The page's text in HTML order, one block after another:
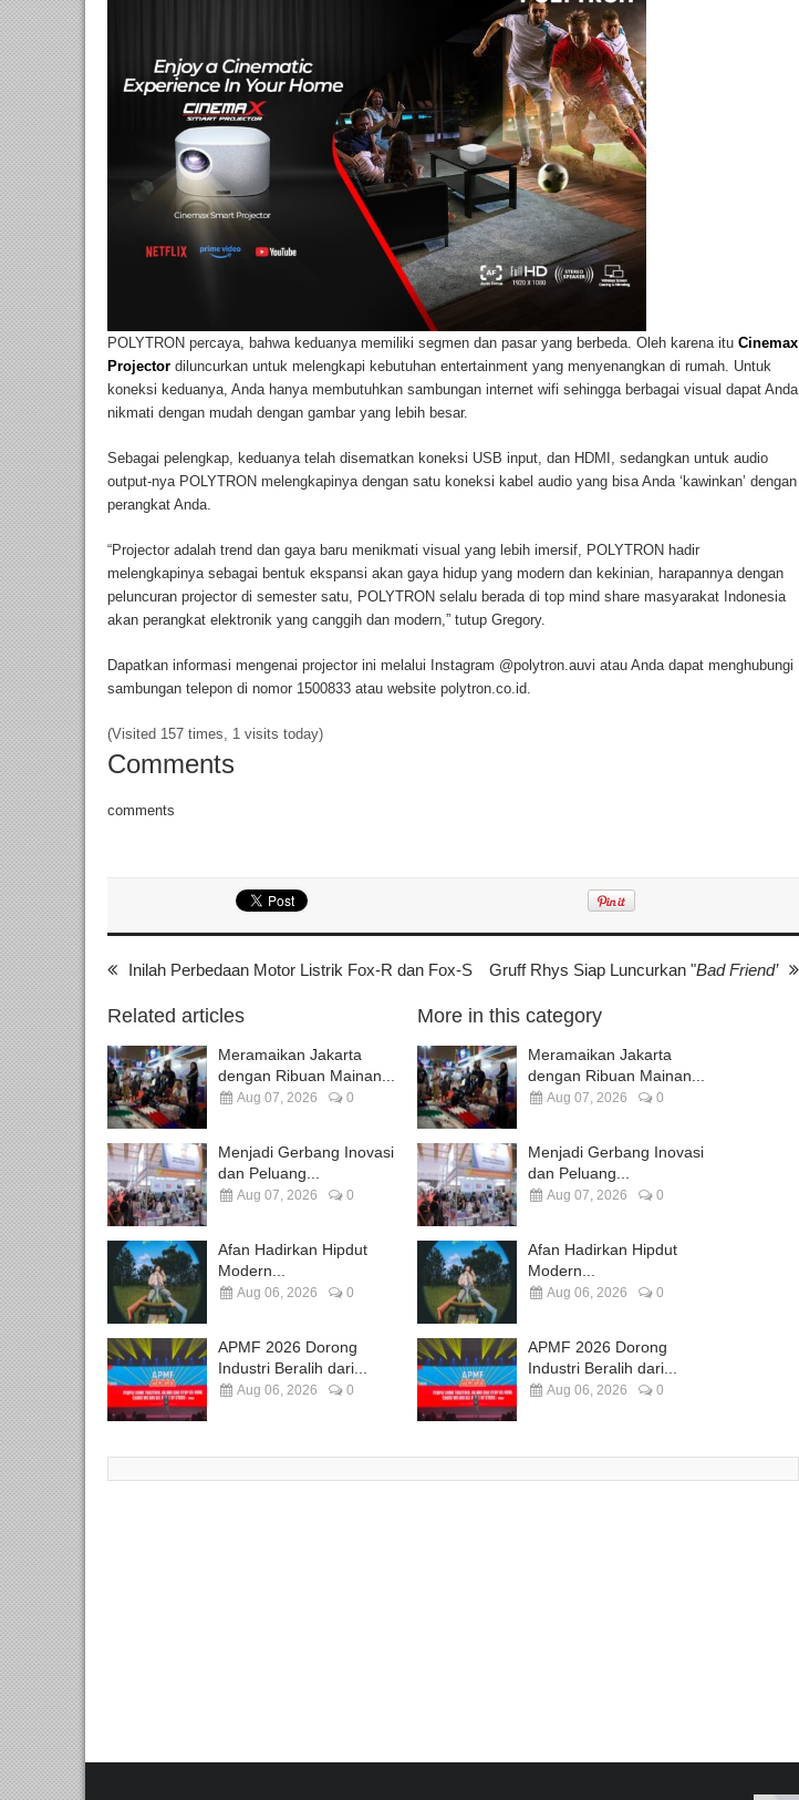
POLYTRON percaya, bahwa keduanya memiliki segmen dan pasar yang berbeda. Oleh karena itu Cinemax
Projector diluncurkan untuk melengkapi kebutuhan entertainment yang menyenangkan di rumah. Untuk
koneksi keduanya, Anda hanya membutuhkan sambungan internet wifi sehingga berbagai visual dapat Anda
nikmati dengan mudah dengan gambar yang lebih besar.
Sebagai pelengkap, keduanya telah disematkan koneksi USB input, dan HDMI, sedangkan untuk audio
output-nya POLYTRON melengkapinya dengan satu koneksi kabel audio yang bisa Anda ‘kawinkan’ dengan
perangkat Anda.
“Projector adalah trend dan gaya baru menikmati visual yang lebih imersif, POLYTRON hadir
melengkapinya sebagai bentuk ekspansi akan gaya hidup yang modern dan kekinian, harapannya dengan
peluncuran projector di semester satu, POLYTRON selalu berada di top mind share masyarakat Indonesia
akan perangkat elektronik yang canggih dan modern,” tutup Gregory.
Dapatkan informasi mengenai projector ini melalui Instagram @polytron.auvi atau Anda dapat menghubungi
sambungan telepon di nomor 1500833 atau website polytron.co.id.
(Visited 157 times, 1 visits today)
Comments
comments
Inilah Perbedaan Motor Listrik Fox-R dan Fox-S Gruff Rhys Siap Luncurkan "Bad Friend’
Related articles
Meramaikan Jakarta
dengan Ribuan Mainan...
Aug 07, 2026 0
Menjadi Gerbang Inovasi
dan Peluang...
Aug 07, 2026 0
Afan Hadirkan Hipdut
Modern...
Aug 06, 2026 0
APMF 2026 Dorong
Industri Beralih dari...
Aug 06, 2026 0
More in this category
Meramaikan Jakarta
dengan Ribuan Mainan...
Aug 07, 2026 0
Menjadi Gerbang Inovasi
dan Peluang...
Aug 07, 2026 0
Afan Hadirkan Hipdut
Modern...
Aug 06, 2026 0
APMF 2026 Dorong
Industri Beralih dari...
Aug 06, 2026 0